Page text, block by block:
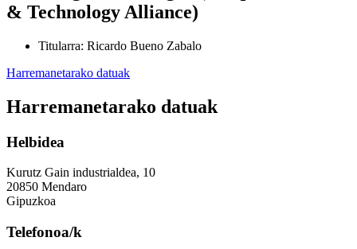
& Technology Alliance)
Titularra: Ricardo Bueno Zabalo
Harremanetarako datuak
Harremanetarako datuak
Helbidea
Kurutz Gain industrialdea, 10
20850 Mendaro
Gipuzkoa
Telefonoa/k